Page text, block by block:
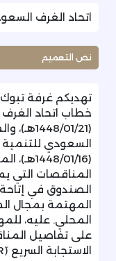
اتحاد الغرف
نص التعميم
تهديكم غرفة تبوك
(1448/
(1448/
المناقصات التي
الصندوق في
المهتمة بمجال
المحلي. عليه،
على تفاصيل
الاستجابة السريع (َQR) أدناه.